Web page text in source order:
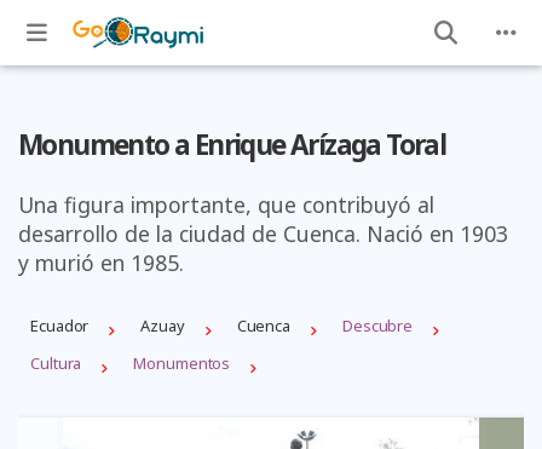
Monumento a Enrique Arízaga Toral
Una figura importante, que contribuyó al
desarrollo de la ciudad de Cuenca. Nació en 1903
y murió en 1985.
Ecuador Azuay Cuenca
Descubre
Cultura
Monumentos